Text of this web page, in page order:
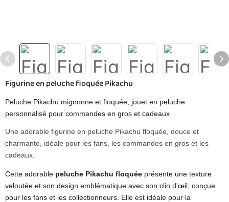
Figurine en peluche floquée Pikachu
Peluche Pikachu mignonne et floquée, jouet en peluche
personnalisé pour commandes en gros et cadeaux
Une adorable figurine en peluche Pikachu floquée, douce et
charmante, idéale pour les fans, les commandes en gros et les
cadeaux.
Cette adorable peluche Pikachu floquée présente une texture
veloutée et son design emblématique avec son clin d'œil, conçue
pour les fans et les collectionneurs. Elle est idéale pour la